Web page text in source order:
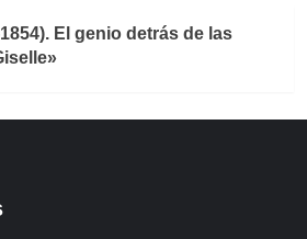
El genio detrás de las